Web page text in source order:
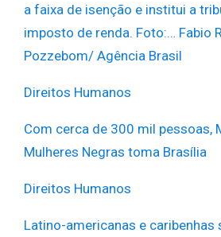
a faixa de isenção e institui a
imposto de renda. Foto:… Fabio
Pozzebom/ Agência Brasil
Direitos Humanos
Com cerca de 300 mil pessoas,
Mulheres Negras toma Brasília
Direitos Humanos
Latino-americanas e caribenhas